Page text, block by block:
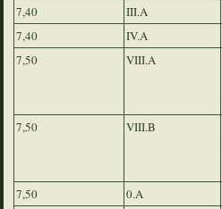
7,40
III.A
7,40
IV.A
7,50
VIII.A
7,50 VIII.B
7,50 0.A